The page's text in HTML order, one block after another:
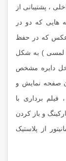
، پشتیبانی از
هایی که دو در
دارند می باشد ، قابلیت نگه داری 200 عکس که در حفظ
( لمسی ) به شکل
دایره مشخص
صفحه نمایش و
برداری با
و باز کردن
از پلاستیک